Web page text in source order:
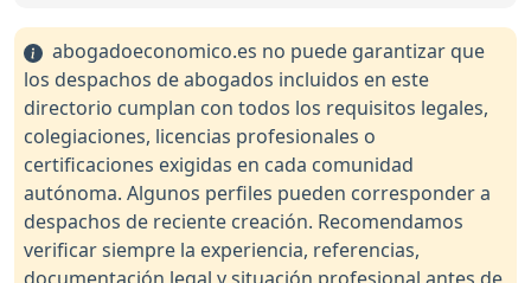
abogadoeconomico.es no puede garantizar que
los despachos de abogados incluidos en este
directorio cumplan con todos los requisitos legales,
colegiaciones, licencias profesionales o
certificaciones exigidas en cada comunidad
autónoma. Algunos perfiles pueden corresponder a
despachos de reciente creación. Recomendamos
verificar siempre la experiencia, referencias,